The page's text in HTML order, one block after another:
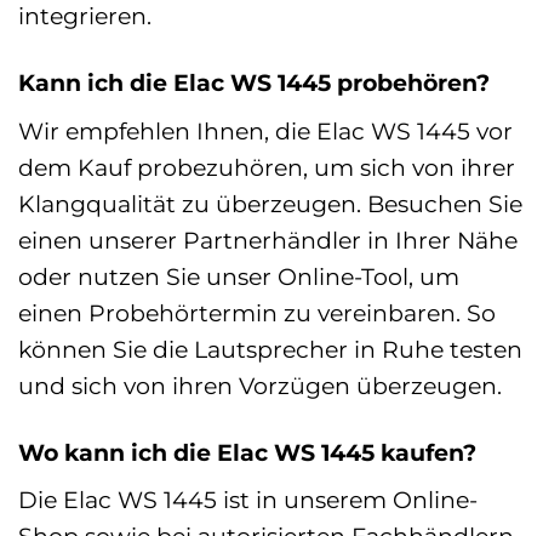
integrieren.
Kann ich die Elac WS 1445 probehören?
Wir empfehlen Ihnen, die Elac WS 1445 vor
dem Kauf probezuhören, um sich von ihrer
Klangqualität zu überzeugen. Besuchen Sie
einen unserer Partnerhändler in Ihrer Nähe
oder nutzen Sie unser Online-Tool, um
einen Probehörtermin zu vereinbaren. So
können Sie die Lautsprecher in Ruhe testen
und sich von ihren Vorzügen überzeugen.
Wo kann ich die Elac WS 1445 kaufen?
Die Elac WS 1445 ist in unserem Online-